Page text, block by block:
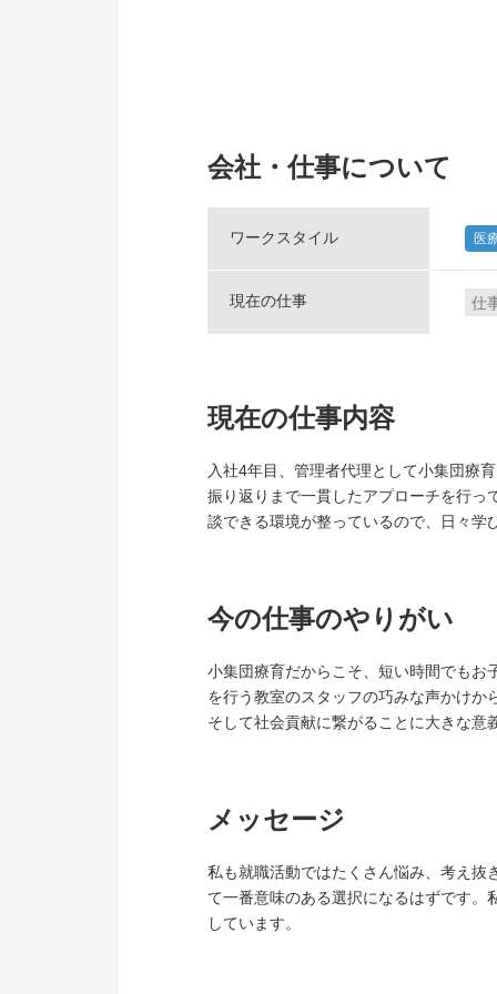
会社・仕事について
ワークスタイル 医
現在の仕事 仕
現在の仕事内容
入社4年目、管理者代理として小集団療
振り返りまで一貫したアプローチを行っ
談できる環境が整っているので、日々学
今の仕事のやりがい
小集団療育だからこそ、短い時間でもお
を行う教室のスタッフの巧みな声かけ
そして社会貢献に繋がることに大きな意
メッセージ
私も就職活動ではたくさん悩み、考え抜
て一番意味のある選択になるはずです
しています。